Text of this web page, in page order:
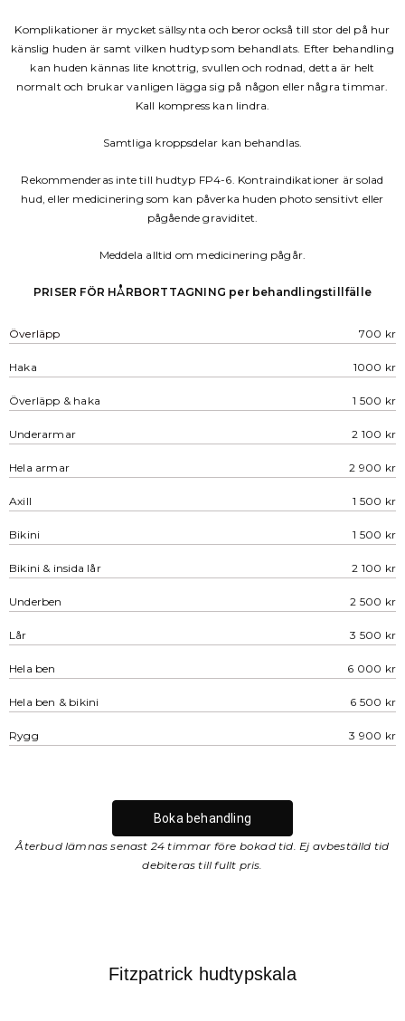
Komplikationer är mycket sällsynta och beror också till stor del på hur
känslig huden är samt vilken hudtyp som behandlats. Efter behandling
kan huden kännas lite knottrig, svullen och rodnad, detta är helt
normalt och brukar vanligen lägga sig på någon eller några timmar.
Kall kompress kan lindra.
Samtliga kroppsdelar kan behandlas.
Rekommenderas inte till hudtyp FP4-6. Kontraindikationer är solad
hud, eller medicinering som kan påverka huden photo sensitivt eller
pågående graviditet.
Meddela alltid om medicinering pågår.
PRISER FÖR HÅRBORTTAGNING per behandlingstillfälle
Överläpp 700 kr
Haka 1000 kr
Överläpp & haka 1 500 kr
Underarmar 2 100 kr
Hela armar 2 900 kr
Axill 1 500 kr
Bikini 1 500 kr
Bikini & insida lår 2 100 kr
Underben 2 500 kr
Lår 3 500 kr
Hela ben 6 000 kr
Hela ben & bikini 6 500 kr
Rygg 3 900 kr
Boka behandling
Återbud lämnas senast 24 timmar före bokad tid. Ej avbeställd tid
debiteras till fullt pris.
Fitzpatrick hudtypskala